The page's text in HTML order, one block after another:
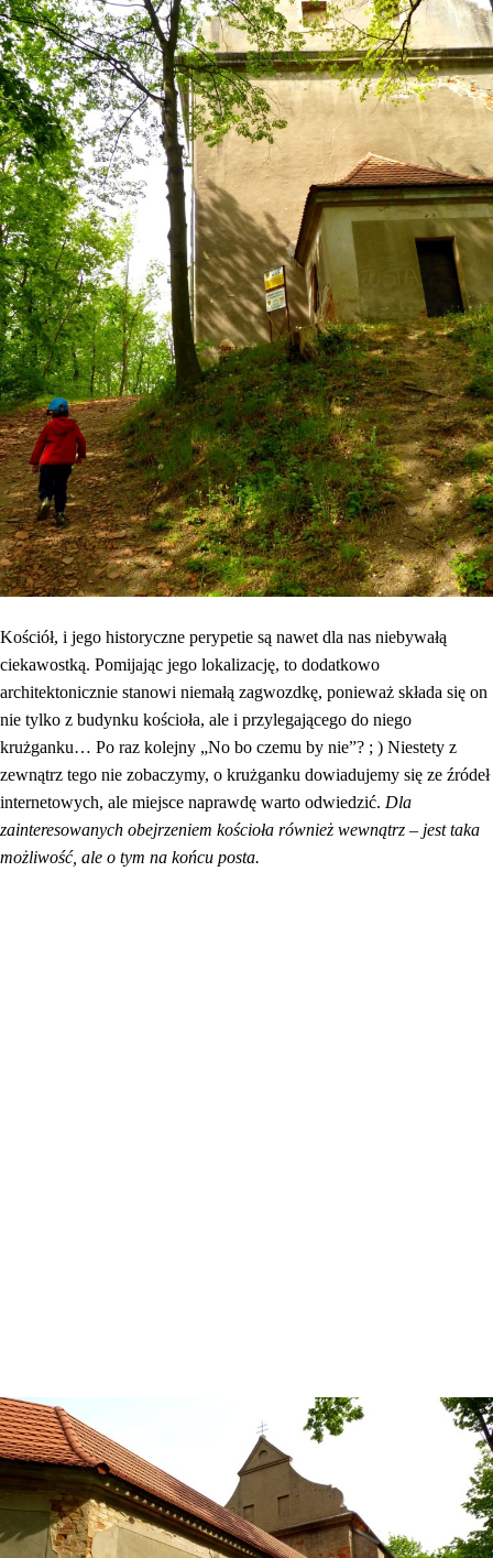
Kościół, i jego historyczne perypetie są nawet dla nas niebywałą
ciekawostką. Pomijając jego lokalizację, to dodatkowo
architektonicznie stanowi niemałą zagwozdkę, ponieważ składa się on
nie tylko z budynku kościoła, ale i przylegającego do niego
krużganku… Po raz kolejny „No bo czemu by nie”? ; ) Niestety z
zewnątrz tego nie zobaczymy, o krużganku dowiadujemy się ze źródeł
internetowych, ale miejsce naprawdę warto odwiedzić. Dla
zainteresowanych obejrzeniem kościoła również wewnątrz – jest taka
możliwość, ale o tym na końcu posta.